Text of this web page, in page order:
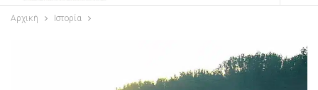
Αρχική Ιστορία